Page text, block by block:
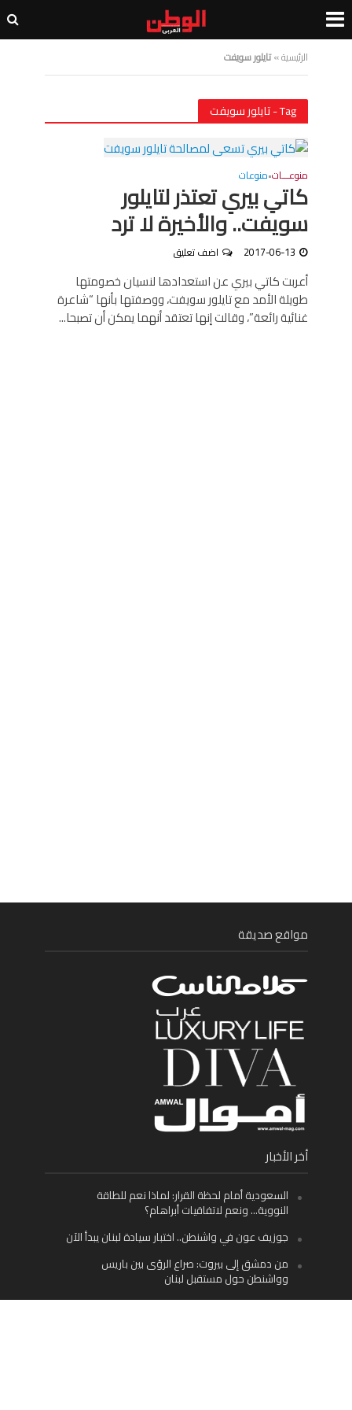
الرئيسية»تايلور سويفت
Tag - تايلور سويفت
منوعـــات•منوعات
كاتي بيري تعتذر لتايلور
سويفت.. والأخيرة لا ترد
2017-06-13 اضف تعليق
أعربت كاتي بيري عن استعدادها لنسيان خصومتها
طويلة الأمد مع تايلور سويفت، ووصفتها بأنها “شاعرة
غنائية رائعة”، وقالت إنها تعتقد أنهما يمكن أن تصبحا...
مواقع صديقة
أخر الأخبار
السعودية أمام لحظة القرار: لماذا نعم للطاقة
النووية… ونعم لاتفاقيات أبراهام؟
جوزيف عون في واشنطن.. اختبار سيادة لبنان يبدأ الآن
من دمشق إلى بيروت: صراع الرؤى بين باريس
وواشنطن حول مستقبل لبنان
اليسار اللبناني «اليقظ» وسيادة الدولة: لماذا يُعدّ نزع